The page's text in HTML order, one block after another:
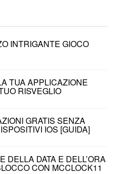
INTRIGANTE GIOCO
TUA APPLICAZIONE
RISVEGLIO
GRATIS SENZA
IOS [GUIDA]
DELLA DATA E DELL’ORA
CON MCCLOCK11